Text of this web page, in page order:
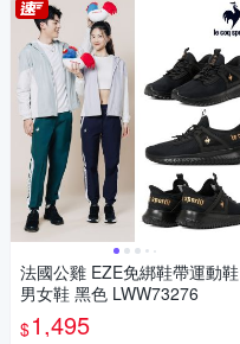
法國公雞 EZE免綁鞋帶運動鞋
男女鞋 黑色 LWW73276
$1,495